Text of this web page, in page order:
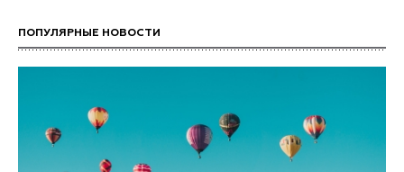
ПОПУЛЯРНЫЕ НОВОСТИ